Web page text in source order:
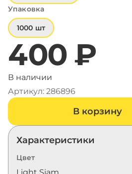
Упаковка
1000 шт
400 ₽
В наличии
Артикул: 286896
В корзину
Характеристики
Цвет